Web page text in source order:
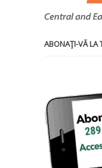
ABONAŢI-VĂ LA